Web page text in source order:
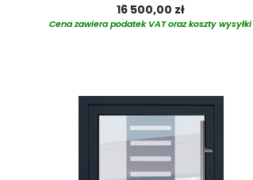
16 500,00 zł
Cena zawiera podatek VAT oraz koszty wysyłki